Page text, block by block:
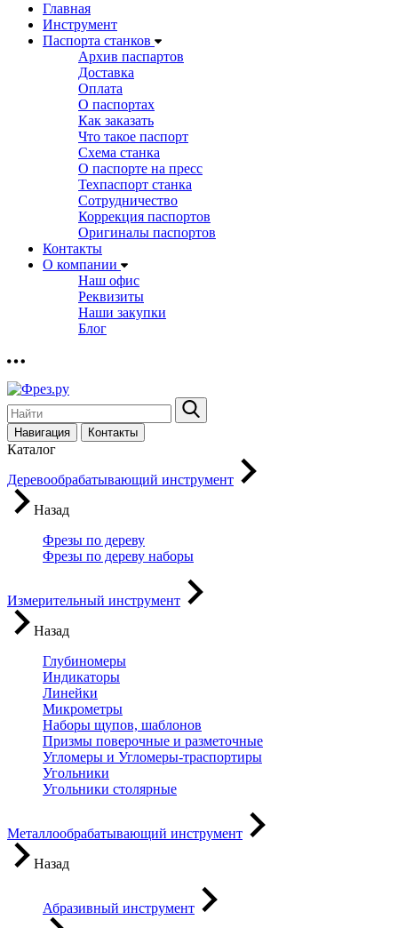
Главная
Инструмент
Паспорта станков
Архив паспартов
Доставка
Оплата
О паспортах
Как заказать
Что такое паспорт
Схема станка
О паспорте на пресс
Техпаспорт станка
Сотрудничество
Коррекция паспортов
Оригиналы паспортов
Контакты
О компании
Наш офис
Реквизиты
Наши закупки
Блог
Навигация Контакты
Каталог
Деревообрабатывающий инструмент
Назад
Фрезы по дереву
Фрезы по дереву наборы
Измерительный инструмент
Назад
Глубиномеры
Индикаторы
Линейки
Микрометры
Наборы щупов, шаблонов
Призмы поверочные и разметочные
Угломеры и Угломеры-траспортиры
Угольники
Угольники столярные
Металлообрабатывающий инструмент
Назад
Абразивный инструмент